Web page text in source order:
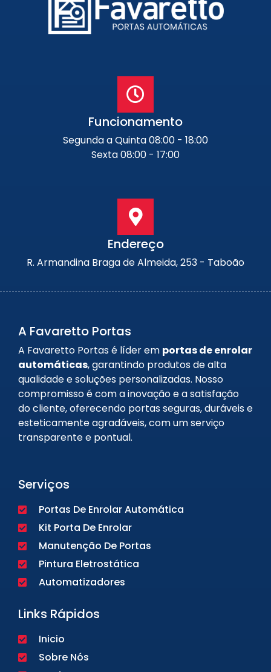
Funcionamento
Segunda a Quinta 08:00 - 18:00
Sexta 08:00 - 17:00
Endereço
R. Armandina Braga de Almeida, 253 - Taboão
A Favaretto Portas
A Favaretto Portas é líder em portas de enrolar
automáticas, garantindo produtos de alta
qualidade e soluções personalizadas. Nosso
compromisso é com a inovação e a satisfação
do cliente, oferecendo portas seguras, duráveis e
esteticamente agradáveis, com um serviço
transparente e pontual.
Serviços
Portas De Enrolar Automática
Kit Porta De Enrolar
Manutenção De Portas
Pintura Eletrostática
Automatizadores
Links Rápidos
Inicio
Sobre Nós